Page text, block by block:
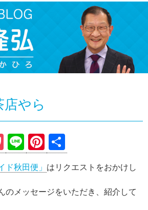
店やら
P
o
ck
et
Li
n
e
Pi
nt
er
es
有
ド秋田便」 はリクエストをおかけし
のメッセージをいただき、紹介して